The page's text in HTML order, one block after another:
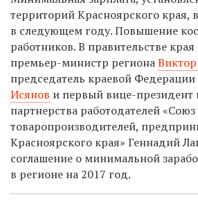
территорий Красноярского края,
в следующем году. Повышение
работников. В правительстве
премьер-министр региона
председатель краевой
Исянов и первый вице-президент
партнерства работодателей «Союз
товаропроизводителей,
Красноярского края» Геннадий
соглашение о минимальной
в регионе на 2017 год.